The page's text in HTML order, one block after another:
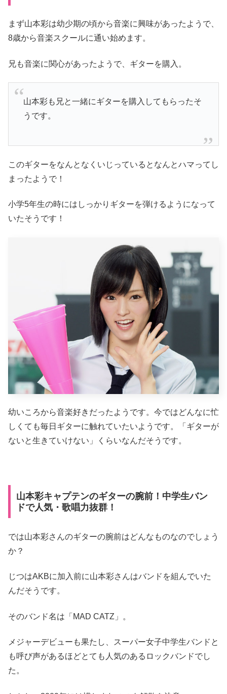
まず山本彩は幼少期の頃から音楽に興味があったようで、
8歳から音楽スクールに通い始めます。
兄も音楽に関心があったようで、ギターを購入。
山本彩も兄と一緒にギターを購入してもらったそ
うです。
このギターをなんとなくいじっているとなんとハマってし
まったようで！
小学5年生の時にはしっかりギターを弾けるようになって
いたそうです！
幼いころから音楽好きだったようです。今ではどんなに忙
しくても毎日ギターに触れていたいようです。「ギターが
ないと生きていけない」くらいなんだそうです。
山本彩キャプテンのギターの腕前！中学生バン
ドで人気・歌唱力抜群！
では山本彩さんのギターの腕前はどんなものなのでしょう
か？
じつはAKBに加入前に山本彩さんはバンドを組んでいた
んだそうです。
そのバンド名は「MAD CATZ」。
メジャーデビューも果たし、スーパー女子中学生バンドと
も呼び声があるほどとても人気のあるロックバンドでし
た。